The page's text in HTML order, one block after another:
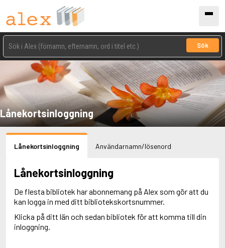
Sök
Lånekortsinloggning
Lånekortsinloggning Användarnamn/lösenord
Lånekortsinloggning
De flesta bibliotek har abonnemang på Alex som gör att du
kan logga in med ditt bibliotekskortsnummer.
Klicka på ditt län och sedan bibliotek för att komma till din
inloggning.